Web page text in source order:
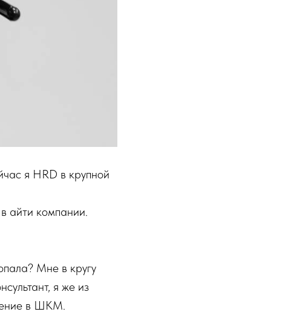
я HRD в крупной
айти компании.
Мне в кругу
я же из
в ШКМ.